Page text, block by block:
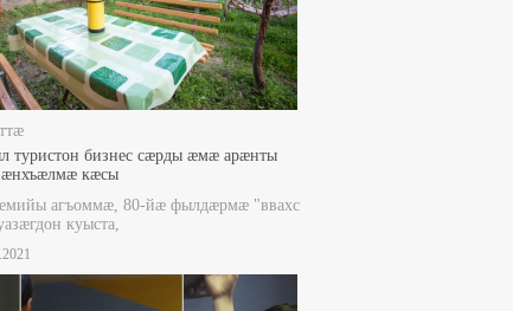
туристон бизнес сæрды æмæ арæнты
кæсы
агъоммæ, 80-йæ фылдæрмæ "ввахс
куыста,